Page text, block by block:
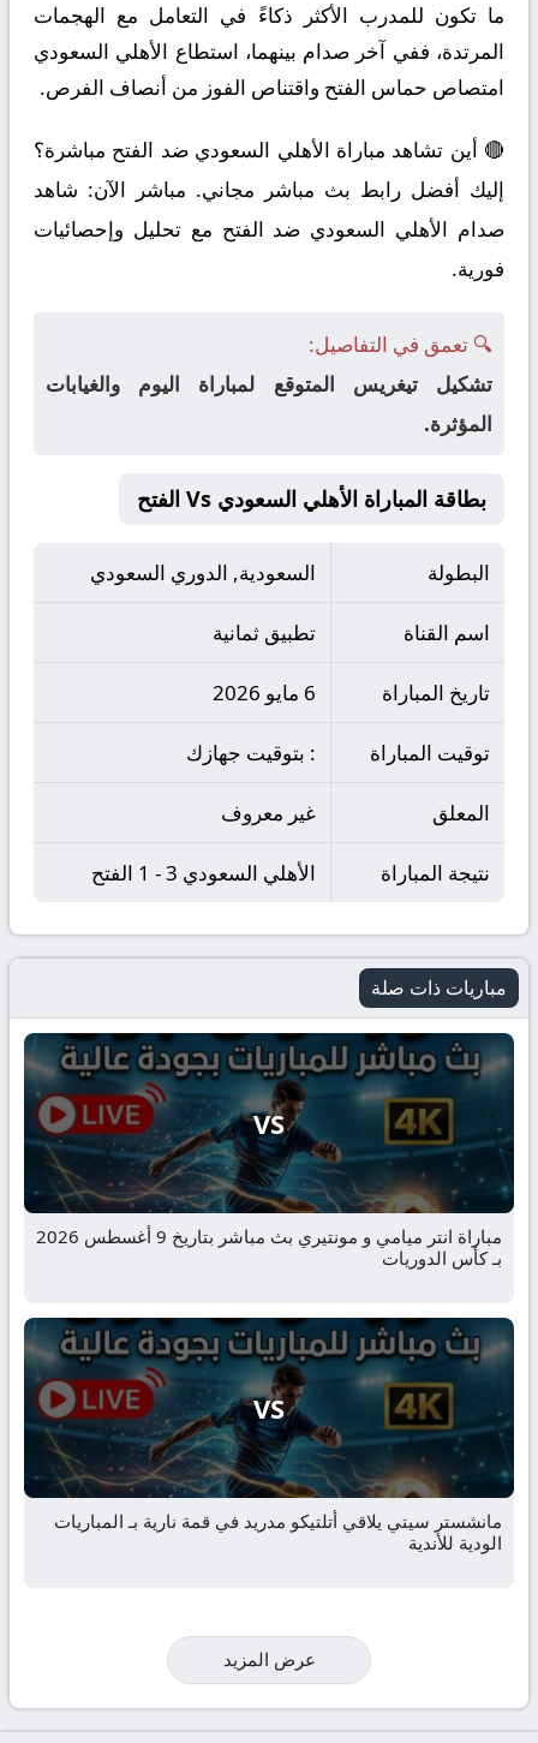
ما تكون للمدرب الأكثر ذكاءً في التعامل مع الهجمات
المرتدة، ففي آخر صدام بينهما، استطاع الأهلي السعودي
امتصاص حماس الفتح واقتناص الفوز من أنصاف الفرص.
🔴 أين تشاهد مباراة الأهلي السعودي ضد الفتح مباشرة؟
إليك أفضل رابط بث مباشر مجاني. مباشر الآن: شاهد
صدام الأهلي السعودي ضد الفتح مع تحليل وإحصائيات
فورية.
🔍 تعمق في التفاصيل:
تشكيل تيغريس المتوقع لمباراة اليوم والغيابات
المؤثرة.
بطاقة المباراة الأهلي السعودي Vs الفتح
البطولة السعودية, الدوري السعودي
اسم القناة تطبيق ثمانية
تاريخ المباراة 6 مايو 2026
توقيت المباراة : بتوقيت جهازك
المعلق غير معروف
نتيجة المباراة الأهلي السعودي 3 - 1 الفتح
مباريات ذات صلة
VS
مباراة انتر ميامي و مونتيري بث مباشر بتاريخ 9 أغسطس 2026
بـ كأس الدوريات
VS
مانشستر سيتي يلاقي أتلتيكو مدريد في قمة نارية بـ المباريات
الودية للأندية
عرض المزيد